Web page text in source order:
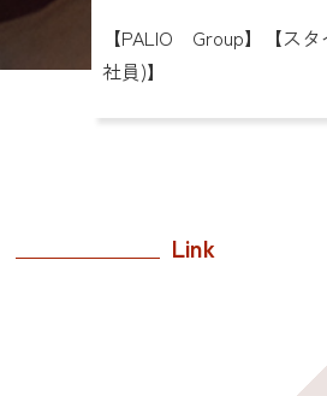
【PALIO Group】【ス
社員)】
Link